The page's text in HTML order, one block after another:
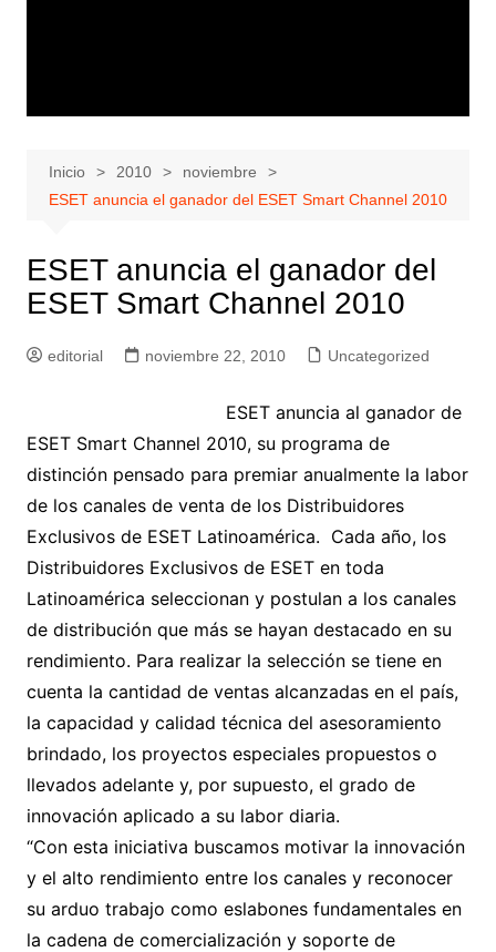
Inicio 2010
noviembre
ESET anuncia el ganador del ESET Smart Channel 2010
ESET anuncia el ganador del
ESET Smart Channel 2010
editorial noviembre 22, 2010 Uncategorized
ESET anuncia al ganador de
ESET Smart Channel 2010, su programa de
distinción pensado para premiar anualmente la labor
de los canales de venta de los Distribuidores
Exclusivos de ESET Latinoamérica. Cada año, los
Distribuidores Exclusivos de ESET en toda
Latinoamérica seleccionan y postulan a los canales
de distribución que más se hayan destacado en su
rendimiento. Para realizar la selección se tiene en
cuenta la cantidad de ventas alcanzadas en el país,
la capacidad y calidad técnica del asesoramiento
brindado, los proyectos especiales propuestos o
llevados adelante y, por supuesto, el grado de
innovación aplicado a su labor diaria.
“Con esta iniciativa buscamos motivar la innovación
y el alto rendimiento entre los canales y reconocer
su arduo trabajo como eslabones fundamentales en
la cadena de comercialización y soporte de